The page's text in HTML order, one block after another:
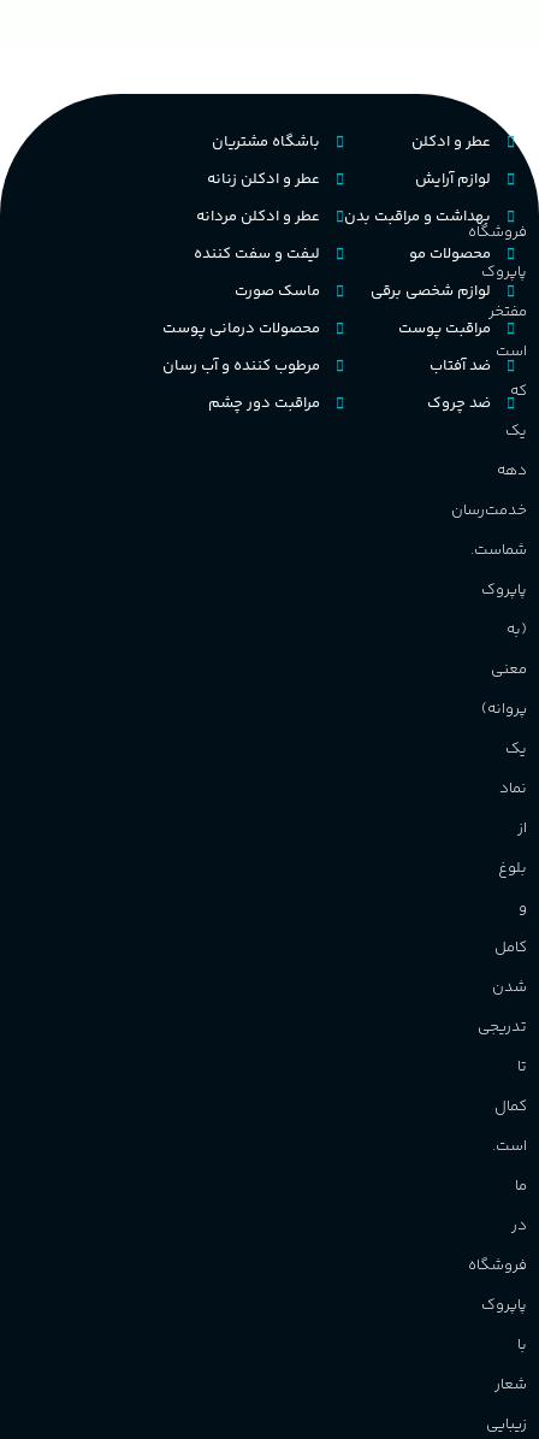
کشور مبدا برند
طبع تلخ
غلظت
اکسترکت دو پرفیوم
گروه بویایی میوه ای
مناسب برای
آقایان
میوه‌ها و مرکبات، وانیل،
فروشگاه
پاپروک
مفتخر
است
که
یک
دهه
خدمت‌رسان
شماست.
پاپروک
(به
معنی
پروانه)
یک
نماد
از
بلوغ
و
کامل
شدن
تدریجی
تا
کمال
است.
ما
در
فروشگاه
پاپروک
با
شعار
زیبایی
عطر و ادکلن
لوازم آرایش
بهداشت و مراقبت بدن
محصولات مو
لوازم شخصی برقی
مراقبت پوست
ضد آفتاب
ضد چروک
باشگاه مشتریان
عطر و ادکلن زنانه
عطر و ادکلن مردانه
لیفت و سفت کننده
ماسک صورت
محصولات درمانی پوست
مرطوب کننده و آب رسان
مراقبت دور چشم